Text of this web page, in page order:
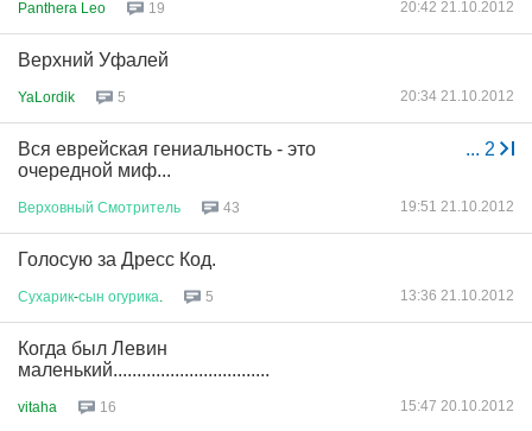
Panthera Leo 19 20:42 21.10.2012
Верхний Уфалей
YaLordik 5 20:34 21.10.2012
... 2
Вся еврейская гениальность - это
очередной миф...
Верховный Смотритель 43 19:51 21.10.2012
Голосую за Дресс Код.
Сухарик-сын огурика 5 13:36 21.10.2012
Когда был Левин
маленький.................................
vitaha 16 15:47 20.10.2012